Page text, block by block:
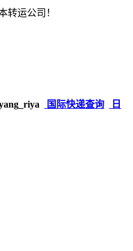
转运公司！
国际快递查询
日